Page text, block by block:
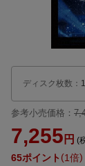
ディスク枚数 ：
参考小売価格：
7,255 円 (
65ポイント 1倍